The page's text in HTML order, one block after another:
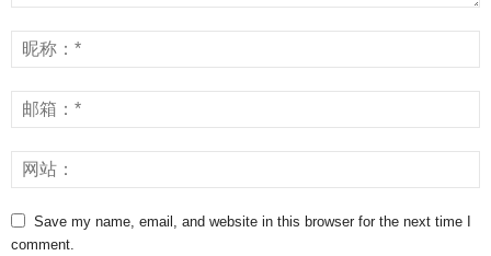
Save my name, email, and website in this browser for the next time I
comment.